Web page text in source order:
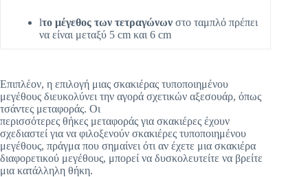
lτο μέγεθος των τετραγώνων στο ταμπλό πρέπει
να είναι μεταξύ 5 cm και 6 cm
Επιπλέον, η επιλογή μιας σκακιέρας τυποποιημένου
μεγέθους διευκολύνει την αγορά σχετικών αξεσουάρ, όπως
τσάντες μεταφοράς. Οι
περισσότερες θήκες μεταφοράς για σκακιέρες έχουν
σχεδιαστεί για να φιλοξενούν σκακιέρες τυποποιημένου
μεγέθους, πράγμα που σημαίνει ότι αν έχετε μια σκακιέρα
διαφορετικού μεγέθους, μπορεί να δυσκολευτείτε να βρείτε
μια κατάλληλη θήκη.